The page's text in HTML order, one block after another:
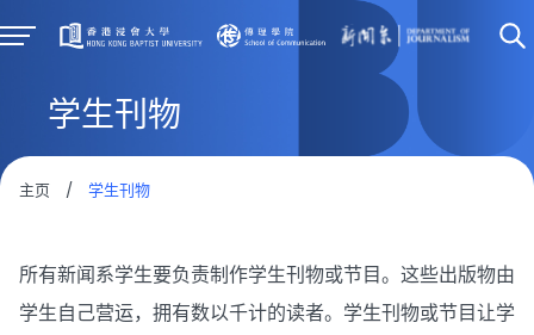
学生刊物
主页 / 学生刊物
所有新闻系学生要负责制作学生刊物或节目。这些出版物由
学生自己营运，拥有数以千计的读者。学生刊物或节目让学